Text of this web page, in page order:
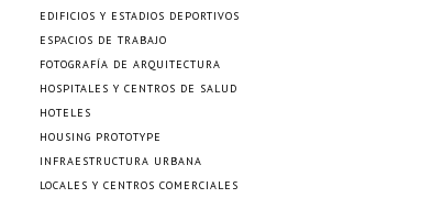
EDIFICIOS Y ESTADIOS DEPORTIVOS
ESPACIOS DE TRABAJO
FOTOGRAFÍA DE ARQUITECTURA
HOSPITALES Y CENTROS DE SALUD
HOTELES
HOUSING PROTOTYPE
INFRAESTRUCTURA URBANA
LOCALES Y CENTROS COMERCIALES